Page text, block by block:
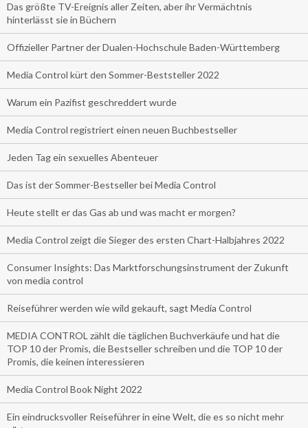
Das größte TV-Ereignis aller Zeiten, aber ihr Vermächtnis
hinterlässt sie in Büchern
Offizieller Partner der Dualen-Hochschule Baden-Württemberg
Media Control kürt den Sommer-Beststeller 2022
Warum ein Pazifist geschreddert wurde
Media Control registriert einen neuen Buchbestseller
Jeden Tag ein sexuelles Abenteuer
Das ist der Sommer-Bestseller bei Media Control
Heute stellt er das Gas ab und was macht er morgen?
Media Control zeigt die Sieger des ersten Chart-Halbjahres 2022
Consumer Insights: Das Marktforschungsinstrument der Zukunft
von media control
Reiseführer werden wie wild gekauft, sagt Media Control
MEDIA CONTROL zählt die täglichen Buchverkäufe und hat die
TOP 10 der Promis, die Bestseller schreiben und die TOP 10 der
Promis, die keinen interessieren
Media Control Book Night 2022
Ein eindrucksvoller Reiseführer in eine Welt, die es so nicht mehr